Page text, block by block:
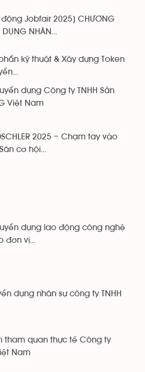
Jobfair 2025] CHƯƠNG
DỤNG NHÂN...
kỹ thuật & Xây dựng Token
dụng Công ty TNHH Sản
Việt Nam
2025 – Chạm tay vào
cơ hội...
dụng lao động công nghệ
đơn vị...
dụng nhân sự công ty TNHH
tham quan thực tế Công ty
Nam